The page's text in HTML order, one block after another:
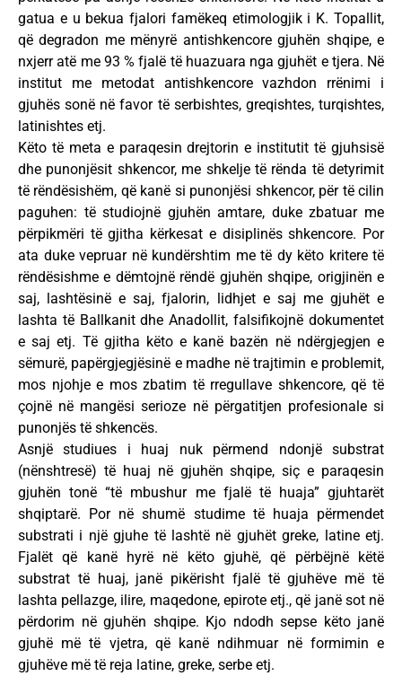
gatua e u bekua fjalori famëkeq etimologjik i K. Topallit,
që degradon me mënyrë antishkencore gjuhën shqipe, e
nxjerr atë me 93 % fjalë të huazuara nga gjuhët e tjera. Në
institut me metodat antishkencore vazhdon rrënimi i
gjuhës sonë në favor të serbishtes, greqishtes, turqishtes,
latinishtes etj.
Këto të meta e paraqesin drejtorin e institutit të gjuhsisë
dhe punonjësit shkencor, me shkelje të rënda të detyrimit
të rëndësishëm, që kanë si punonjësi shkencor, për të cilin
paguhen: të studiojnë gjuhën amtare, duke zbatuar me
përpikmëri të gjitha kërkesat e disiplinës shkencore. Por
ata duke vepruar në kundërshtim me të dy këto kritere të
rëndësishme e dëmtojnë rëndë gjuhën shqipe, origjinën e
saj, lashtësinë e saj, fjalorin, lidhjet e saj me gjuhët e
lashta të Ballkanit dhe Anadollit, falsifikojnë dokumentet
e saj etj. Të gjitha këto e kanë bazën në ndërgjegjen e
sëmurë, papërgjegjësinë e madhe në trajtimin e problemit,
mos njohje e mos zbatim të rregullave shkencore, që të
çojnë në mangësi serioze në përgatitjen profesionale si
punonjës të shkencës.
Asnjë studiues i huaj nuk përmend ndonjë substrat
(nënshtresë) të huaj në gjuhën shqipe, siç e paraqesin
gjuhën tonë “të mbushur me fjalë të huaja” gjuhtarët
shqiptarë. Por në shumë studime të huaja përmendet
substrati i një gjuhe të lashtë në gjuhët greke, latine etj.
Fjalët që kanë hyrë në këto gjuhë, që përbëjnë këtë
substrat të huaj, janë pikërisht fjalë të gjuhëve më të
lashta pellazge, ilire, maqedone, epirote etj., që janë sot në
përdorim në gjuhën shqipe. Kjo ndodh sepse këto janë
gjuhë më të vjetra, që kanë ndihmuar në formimin e
gjuhëve më të reja latine, greke, serbe etj.